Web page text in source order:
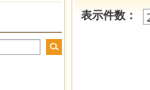
表示件数：